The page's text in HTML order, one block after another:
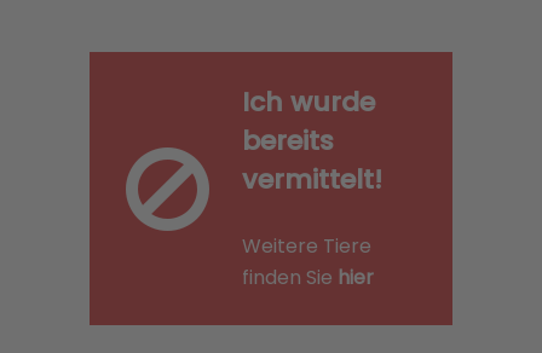
Ich wurde
bereits
vermittelt!
Weitere Tiere
finden Sie hier